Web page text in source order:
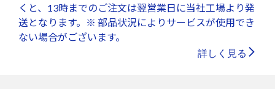
くと、13時までのご注文は翌営業日に当社工場より発
送となります。※ 部品状況によりサービスが使用でき
ない場合がございます。
詳しく見る